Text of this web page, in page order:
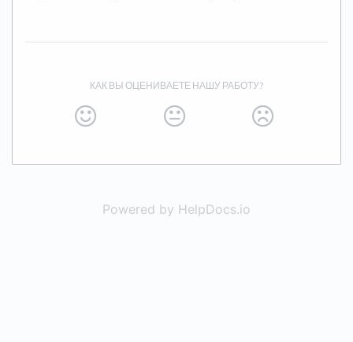
КАК ВЫ ОЦЕНИВАЕТЕ НАШУ РАБОТУ?
Powered by HelpDocs.io